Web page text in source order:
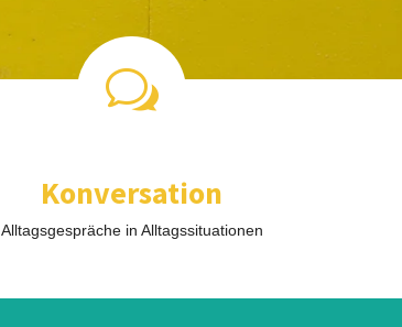
w
Konversation
Alltagsgespräche in Alltagssituationen